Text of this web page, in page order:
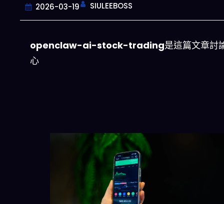
2026-03-19 SIULEEBOSS
openclaw-ai-stock-trading是這篇文章討
心